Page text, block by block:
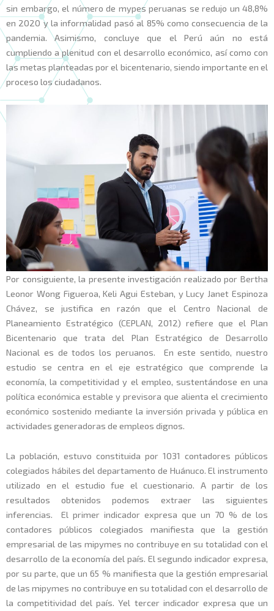
sin embargo, el número de mypes peruanas se redujo un 48,8%
en 2020 y la informalidad pasó al 85% como consecuencia de la
pandemia. Asimismo, concluye que el Perú aún no está
cumpliendo a plenitud con el desarrollo económico, así como con
las metas planteadas por el bicentenario, siendo importante en el
proceso los ciudadanos.
Por consiguiente, la presente investigación realizado por Bertha
Leonor Wong Figueroa, Keli Agui Esteban, y Lucy Janet Espinoza
Chávez, se justifica en razón que el Centro Nacional de
Planeamiento Estratégico (CEPLAN, 2012) refiere que el Plan
Bicentenario que trata del Plan Estratégico de Desarrollo
Nacional es de todos los peruanos. En este sentido, nuestro
estudio se centra en el eje estratégico que comprende la
economía, la competitividad y el empleo, sustentándose en una
política económica estable y previsora que alienta el crecimiento
económico sostenido mediante la inversión privada y pública en
actividades generadoras de empleos dignos.
La población, estuvo constituida por 1031 contadores públicos
colegiados hábiles del departamento de Huánuco. El instrumento
utilizado en el estudio fue el cuestionario. A partir de los
resultados obtenidos podemos extraer las siguientes
inferencias. El primer indicador expresa que un 70 % de los
contadores públicos colegiados manifiesta que la gestión
empresarial de las mipymes no contribuye en su totalidad con el
desarrollo de la economía del país. El segundo indicador expresa,
por su parte, que un 65 % manifiesta que la gestión empresarial
de las mipymes no contribuye en su totalidad con el desarrollo de
la competitividad del país. Yel tercer indicador expresa que un